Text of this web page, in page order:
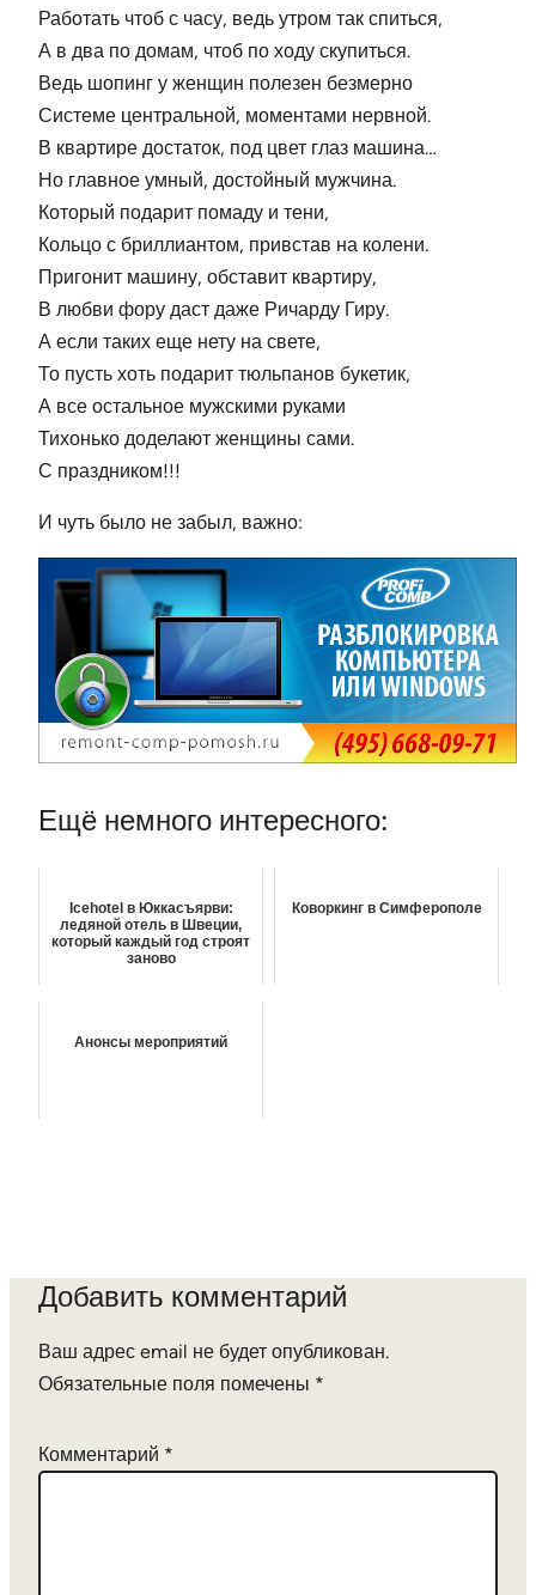
Работать чтоб с часу, ведь утром так спиться,
А в два по домам, чтоб по ходу скупиться.
Ведь шопинг у женщин полезен безмерно
Системе центральной, моментами нервной.
В квартире достаток, под цвет глаз машина…
Но главное умный, достойный мужчина.
Который подарит помаду и тени,
Кольцо с бриллиантом, привстав на колени.
Пригонит машину, обставит квартиру,
В любви фору даст даже Ричарду Гиру.
А если таких еще нету на свете,
То пусть хоть подарит тюльпанов букетик,
А все остальное мужскими руками
Тихонько доделают женщины сами.
С праздником!!!
И чуть было не забыл, важно:
Ещё немного интересного:
Icehotel в Юккасъярви:
ледяной отель в Швеции,
который каждый год строят
заново
Коворкинг в Симферополе
Анонсы мероприятий
Добавить комментарий
Ваш адрес email не будет опубликован.
Обязательные поля помечены *
Комментарий *